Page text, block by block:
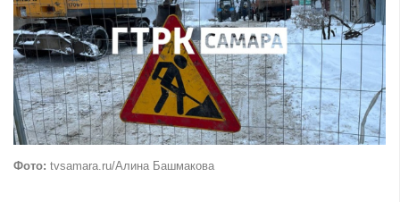
Фото: tvsamara.ru/Алина Башмакова